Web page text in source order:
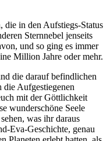
in den Aufstiegs-Status
Sternnebel jenseits
und so ging es immer
Million Jahre oder mehr.
die darauf befindlichen
die Aufgestiegenen
mit der Göttlichkeit
wunderschöne Seele
was ihr daraus
Eva-Geschichte, genau